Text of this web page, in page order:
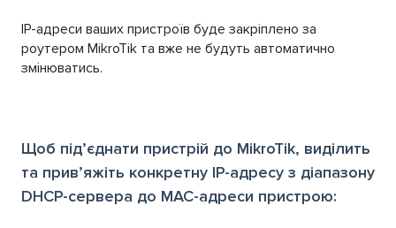
IP-адреси ваших пристроїв буде закріплено за
роутером MikroTik та вже не будуть автоматично
змінюватись.
Щоб під’єднати пристрій до MikroTik, виділить
та прив’яжіть конкретну IP-адресу з діапазону
DHCP-сервера до MAC-адреси пристрою: